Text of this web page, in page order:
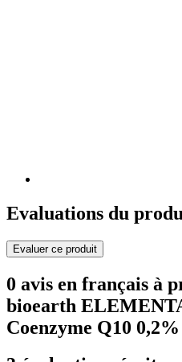
Evaluations du
Evaluer ce produit
0 avis en français à
bioearth
Coenzyme Q10 0,2%